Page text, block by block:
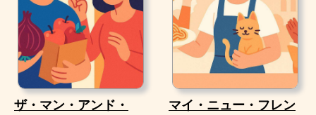
ザ・マン・アンド・
マイ・ニュー・フレン